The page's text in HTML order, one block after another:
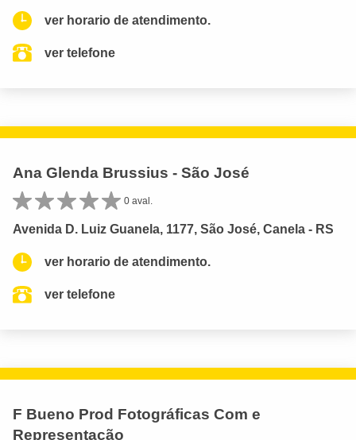
ver horario de atendimento.
ver telefone
Ana Glenda Brussius - São José
0 aval.
Avenida D. Luiz Guanela, 1177, São José, Canela - RS
ver horario de atendimento.
ver telefone
F Bueno Prod Fotográficas Com e
Representação